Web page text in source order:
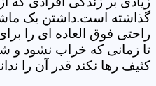
گذاشته است.داشتن یک
راحتی فوق العاده ای را
تا زمانی که خراب نشود و
کثیف رها نکند قدر آن را